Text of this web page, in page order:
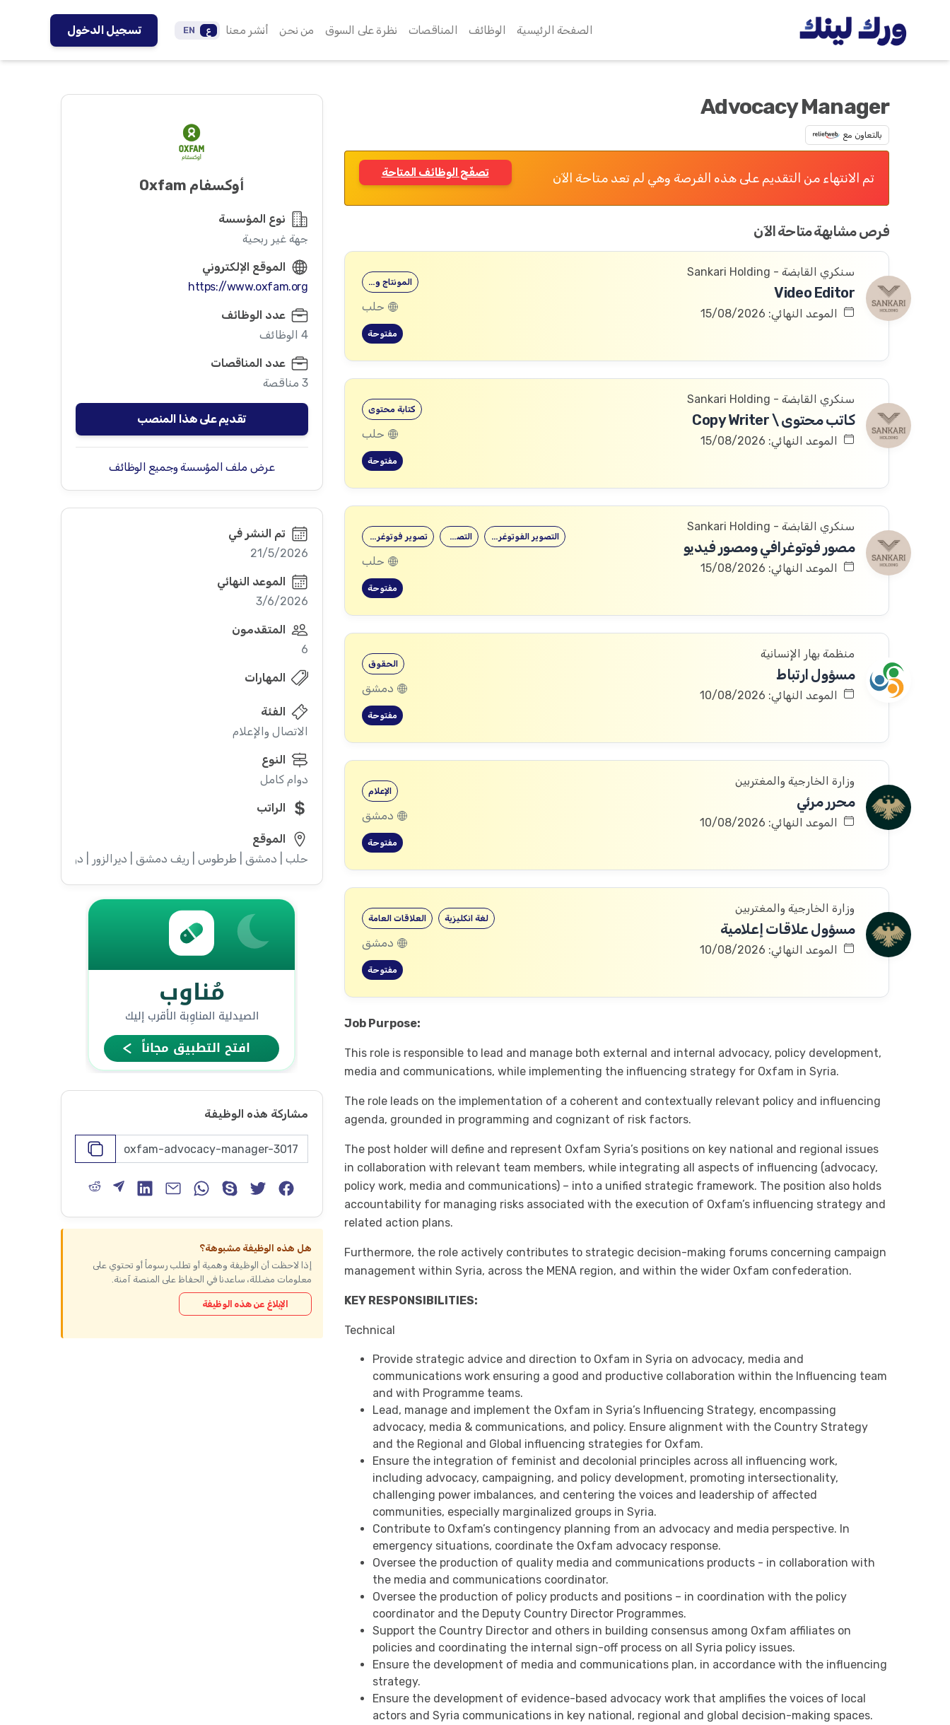
الصفحة الرئيسية الوظائف المناقصات نظرة على السوق من نحن أنشر معنا ع EN تسجيل الدخول
Advocacy Manager
بالتعاون مع
تم الانتهاء من التقديم على هذه الفرصة وهي لم تعد متاحة الآن تصفّح الوظائف المتاحة
فرص مشابهة متاحة الآن
سنكري القابضة - Sankari Holding
Video Editor
الموعد النهائي: 15/08/2026
المونتاج و…
حلب
مفتوحة
سنكري القابضة - Sankari Holding
كاتب محتوى \ Copy Writer
الموعد النهائي: 15/08/2026
كتابة محتوى
حلب
مفتوحة
سنكري القابضة - Sankari Holding
مصور فوتوغرافي ومصور فيديو
الموعد النهائي: 15/08/2026
تصوير فوتوغرافي التصوير التصوير الفوتوغرافي
حلب
مفتوحة
منظمة بهار الإنسانية
مسؤول ارتباط
الموعد النهائي: 10/08/2026
الحقوق
دمشق
مفتوحة
وزارة الخارجية والمغتربين
محرر مرئي
الموعد النهائي: 10/08/2026
الإعلام
دمشق
مفتوحة
وزارة الخارجية والمغتربين
مسؤول علاقات إعلامية
الموعد النهائي: 10/08/2026
العلاقات العامة لغة انكليزية
دمشق
مفتوحة
Job Purpose:
This role is responsible to lead and manage both external and internal advocacy, policy development,
media and communications, while implementing the influencing strategy for Oxfam in Syria.
The role leads on the implementation of a coherent and contextually relevant policy and influencing
agenda, grounded in programming and cognizant of risk factors.
The post holder will define and represent Oxfam Syria’s positions on key national and regional issues
in collaboration with relevant team members, while integrating all aspects of influencing (advocacy,
policy work, media and communications) – into a unified strategic framework. The position also holds
accountability for managing risks associated with the execution of Oxfam’s influencing strategy and
related action plans.
Furthermore, the role actively contributes to strategic decision-making forums concerning campaign
management within Syria, across the MENA region, and within the wider Oxfam confederation.
KEY RESPONSIBILITIES:
Technical
Provide strategic advice and direction to Oxfam in Syria on advocacy, media and
communications work ensuring a good and productive collaboration within the Influencing team
and with Programme teams.
Lead, manage and implement the Oxfam in Syria’s Influencing Strategy, encompassing
advocacy, media & communications, and policy. Ensure alignment with the Country Strategy
and the Regional and Global influencing strategies for Oxfam.
Ensure the integration of feminist and decolonial principles across all influencing work,
including advocacy, campaigning, and policy development, promoting intersectionality,
challenging power imbalances, and centering the voices and leadership of affected
communities, especially marginalized groups in Syria.
Contribute to Oxfam’s contingency planning from an advocacy and media perspective. In
emergency situations, coordinate the Oxfam advocacy response.
Oversee the production of quality media and communications products - in collaboration with
the media and communications coordinator.
Oversee the production of policy products and positions – in coordination with the policy
coordinator and the Deputy Country Director Programmes.
Support the Country Director and others in building consensus among Oxfam affiliates on
policies and coordinating the internal sign-off process on all Syria policy issues.
Ensure the development of media and communications plan, in accordance with the influencing
strategy.
Ensure the development of evidence-based advocacy work that amplifies the voices of local
actors and Syria communications in key national, regional and global decision-making spaces.
أوكسفام Oxfam
نوع المؤسسة
جهة غير ربحية
الموقع الإلكتروني
https://www.oxfam.org
عدد الوظائف
4 الوظائف
عدد المناقصات
3 مناقصة
تقديم على هذا المنصب
عرض ملف المؤسسة وجميع الوظائف
تم النشر في
21/5/2026
الموعد النهائي
3/6/2026
المتقدمون
6
المهارات
الفئة
الاتصال والإعلام
النوع
دوام كامل
الراتب
الموقع
حلب | دمشق | طرطوس | ريف دمشق | ديرالزور | درعا | السويداء |
مشاركة هذه الوظيفة
هل هذه الوظيفة مشبوهة؟
إذا لاحظت أن الوظيفة وهمية أو تطلب رسوماً أو تحتوي على
معلومات مضللة، ساعدنا في الحفاظ على المنصة آمنة.
الإبلاغ عن هذه الوظيفة